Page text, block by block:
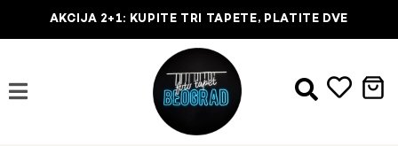
AKCIJA 2+1: KUPITE TRI TAPETE, PLATITE DVE